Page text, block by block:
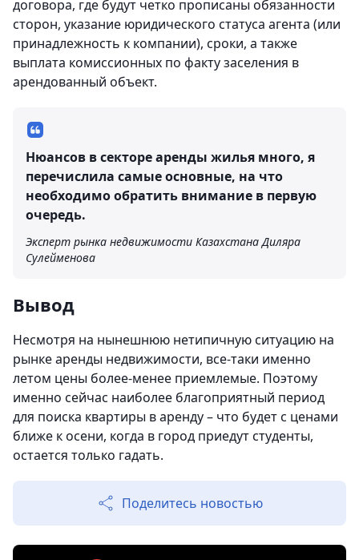
договора, где будут четко прописаны обязанности
сторон, указание юридического статуса агента (или
принадлежность к компании), сроки, а также
выплата комиссионных по факту заселения в
арендованный объект.
Нюансов в секторе аренды жилья много, я
перечислила самые основные, на что
необходимо обратить внимание в первую
очередь.
Эксперт рынка недвижимости Казахстана Диляра
Сулейменова
Вывод
Несмотря на нынешнюю нетипичную ситуацию на
рынке аренды недвижимости, все-таки именно
летом цены более-менее приемлемые. Поэтому
именно сейчас наиболее благоприятный период
для поиска квартиры в аренду – что будет с ценами
ближе к осени, когда в город приедут студенты,
остается только гадать.
Поделитесь новостью